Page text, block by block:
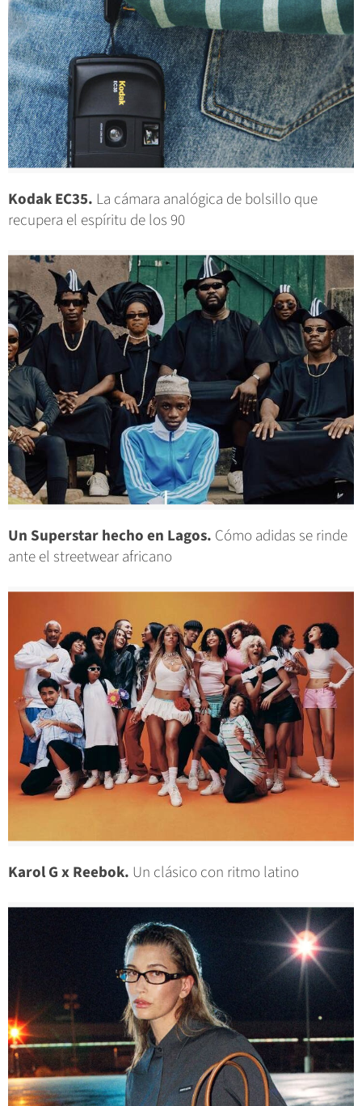
Kodak EC35. La cámara analógica de bolsillo que
recupera el espíritu de los 90
Un Superstar hecho en Lagos. Cómo adidas se rinde
ante el streetwear africano
Karol G x Reebok. Un clásico con ritmo latino